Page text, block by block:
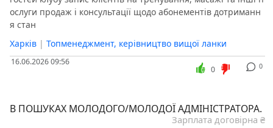
ослуги продаж і консультації щодо абонементів дотриманн
я стан
Харків | Топменеджмент, керівництво вищої ланки
16.06.2026 09:56 0
0
В ПОШУКАХ МОЛОДОГО/МОЛОДОЇ АДМІНІСТРАТОРА.
Зарплата договірна ₴